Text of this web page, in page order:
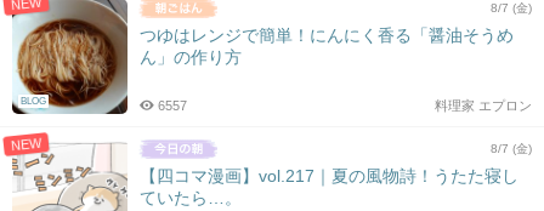
BLOG
8/7 (金)
つゆはレンジで簡単！にんにく香る「醤油そうめ
ん」の作り方
料理家 エプロン
6557
NEW 8/7 (金)
【四コマ漫画】vol.217｜夏の風物詩！うたた寝し
ていたら…。